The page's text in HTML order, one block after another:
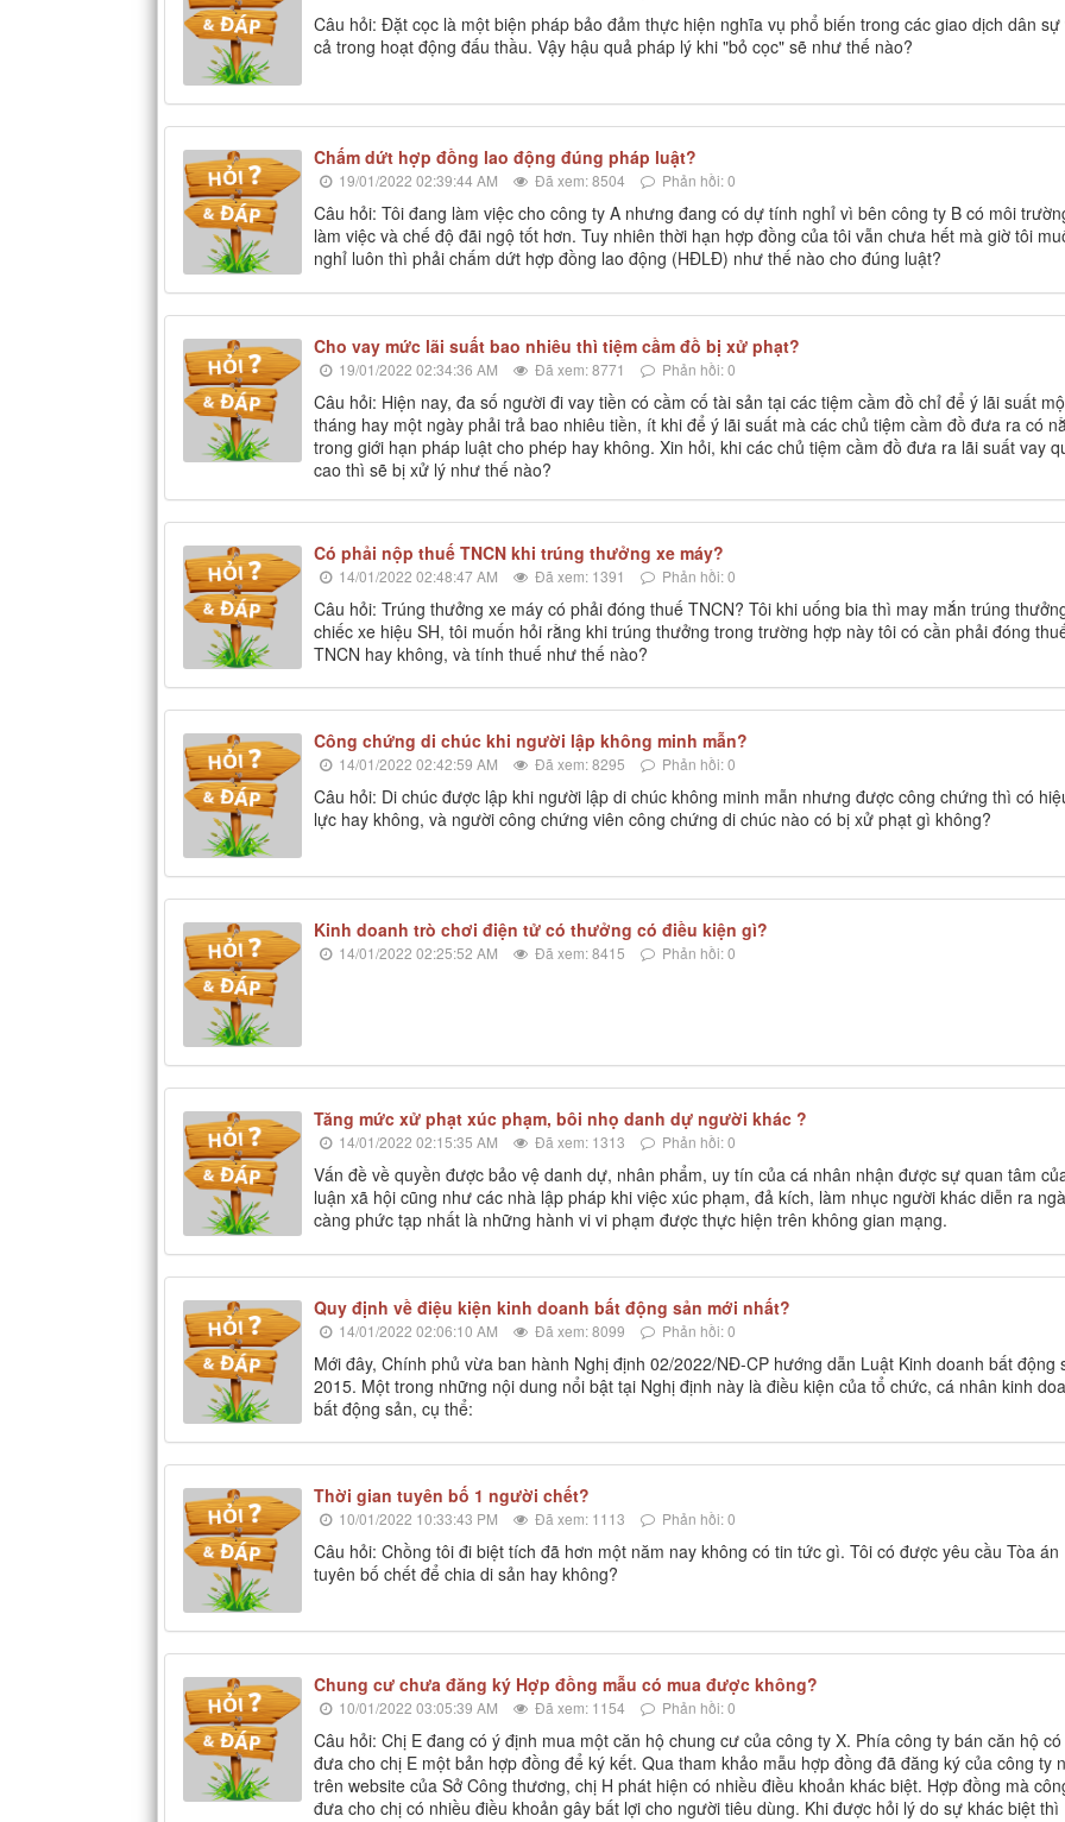
Câu hỏi: Đặt cọc là một biện pháp bảo đảm thực hiện nghĩa vụ phổ biến trong các giao dịch dân sự
cả trong hoạt động đấu thầu. Vậy hậu quả pháp lý khi "bỏ cọc" sẽ như thế nào?
Chấm dứt hợp đồng lao động đúng pháp luật?
19/01/2022 02:39:44 AM Đã xem: 8504 Phản hồi: 0
Câu hỏi: Tôi đang làm việc cho công ty A nhưng đang có dự tính nghỉ vì bên công ty B có môi
làm việc và chế độ đãi ngộ tốt hơn. Tuy nhiên thời hạn hợp đồng của tôi vẫn chưa hết mà giờ tôi
nghỉ luôn thì phải chấm dứt hợp đồng lao động (HĐLĐ) như thế nào cho đúng luật?
Cho vay mức lãi suất bao nhiêu thì tiệm cầm đồ bị xử phạt?
19/01/2022 02:34:36 AM Đã xem: 8771 Phản hồi: 0
Câu hỏi: Hiện nay, đa số người đi vay tiền có cầm cố tài sản tại các tiệm cầm đồ chỉ để ý lãi suất
tháng hay một ngày phải trả bao nhiêu tiền, ít khi để ý lãi suất mà các chủ tiệm cầm đồ đưa ra có
trong giới hạn pháp luật cho phép hay không. Xin hỏi, khi các chủ tiệm cầm đồ đưa ra lãi suất vay
cao thì sẽ bị xử lý như thế nào?
Có phải nộp thuế TNCN khi trúng thưởng xe máy?
14/01/2022 02:48:47 AM Đã xem: 1391 Phản hồi: 0
Câu hỏi: Trúng thưởng xe máy có phải đóng thuế TNCN? Tôi khi uống bia thì may mắn trúng
chiếc xe hiệu SH, tôi muốn hỏi rằng khi trúng thưởng trong trường hợp này tôi có cần phải đóng
TNCN hay không, và tính thuế như thế nào?
Công chứng di chúc khi người lập không minh mẫn?
14/01/2022 02:42:59 AM Đã xem: 8295 Phản hồi: 0
Câu hỏi: Di chúc được lập khi người lập di chúc không minh mẫn nhưng được công chứng thì có
lực hay không, và người công chứng viên công chứng di chúc nào có bị xử phạt gì không?
Kinh doanh trò chơi điện tử có thưởng có điều kiện gì?
14/01/2022 02:25:52 AM Đã xem: 8415 Phản hồi: 0
Tăng mức xử phạt xúc phạm, bôi nhọ danh dự người khác ?
14/01/2022 02:15:35 AM Đã xem: 1313 Phản hồi: 0
Vấn đề về quyền được bảo vệ danh dự, nhân phẩm, uy tín của cá nhân nhận được sự quan tâm
luận xã hội cũng như các nhà lập pháp khi việc xúc phạm, đả kích, làm nhục người khác diễn ra
càng phức tạp nhất là những hành vi vi phạm được thực hiện trên không gian mạng.
Quy định về điệu kiện kinh doanh bất động sản mới nhất?
14/01/2022 02:06:10 AM Đã xem: 8099 Phản hồi: 0
Mới đây, Chính phủ vừa ban hành Nghị định 02/2022/NĐ-CP hướng dẫn Luật Kinh doanh bất động
2015. Một trong những nội dung nổi bật tại Nghị định này là điều kiện của tổ chức, cá nhân kinh
bất động sản, cụ thể:
Thời gian tuyên bố 1 người chết?
10/01/2022 10:33:43 PM Đã xem: 1113 Phản hồi: 0
Câu hỏi: Chồng tôi đi biệt tích đã hơn một năm nay không có tin tức gì. Tôi có được yêu cầu Tòa án
tuyên bố chết để chia di sản hay không?
Chung cư chưa đăng ký Hợp đồng mẫu có mua được không?
10/01/2022 03:05:39 AM Đã xem: 1154 Phản hồi: 0
Câu hỏi: Chị E đang có ý định mua một căn hộ chung cư của công ty X. Phía công ty bán căn hộ có
đưa cho chị E một bản hợp đồng để ký kết. Qua tham khảo mẫu hợp đồng đã đăng ký của công ty
trên website của Sở Công thương, chị H phát hiện có nhiều điều khoản khác biệt. Hợp đồng mà
đưa cho chị có nhiều điều khoản gây bất lợi cho người tiêu dùng. Khi được hỏi lý do sự khác biệt thì